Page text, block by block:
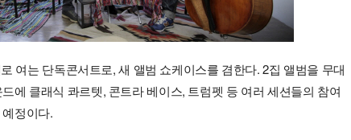
로 여는 단독콘서트로, 새 앨범 쇼케이스를 겸한다. 2집 앨범을 무대
에 클래식 콰르텟, 콘트라 베이스, 트럼펫 등 여러 세션들의 참여
정이다.